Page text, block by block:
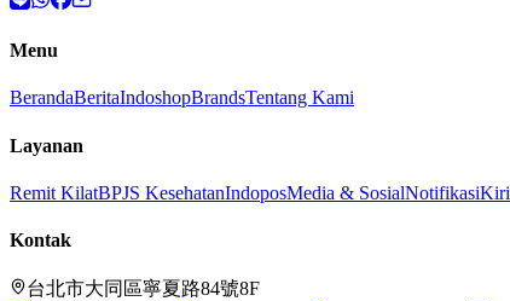
Menu
BerandaBeritaIndoshopBrandsTentang Kami
Layanan
Remit KilatBPJS KesehatanIndoposMedia & SosialNotifikasi
Kontak
台北市大同區寧夏路84號8F